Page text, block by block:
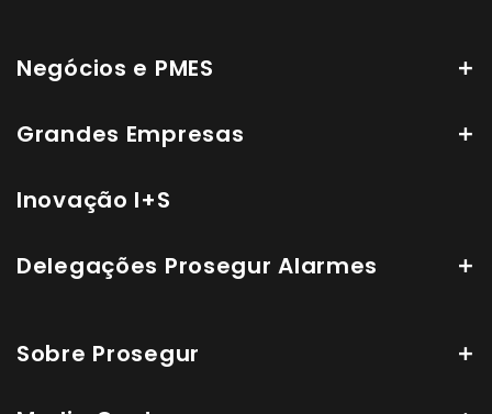
Negócios e PMES
Grandes Empresas
Inovação I+S
Delegações Prosegur Alarmes
Sobre Prosegur